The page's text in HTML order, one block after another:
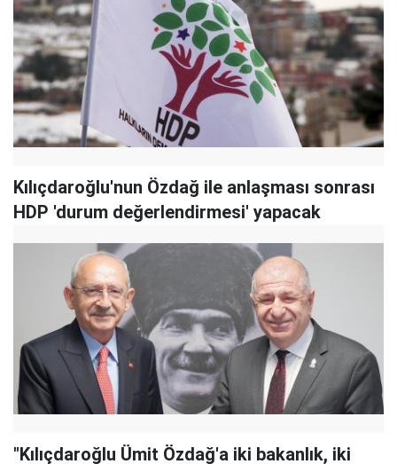
Kılıçdaroğlu'nun Özdağ ile anlaşması sonrası
HDP 'durum değerlendirmesi' yapacak
"Kılıçdaroğlu Ümit Özdağ'a iki bakanlık, iki